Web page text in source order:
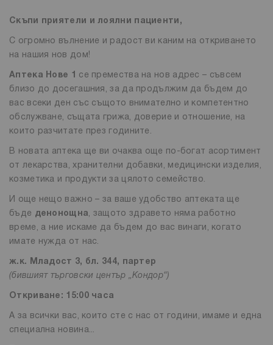
Скъпи приятели и лоялни пациенти,
С огромно вълнение и радост ви каним на откриването
на нашия нов дом!
Аптека Нове 1
се премества на нов адрес – съвсем
близо до досегашния, за да продължим да бъдем до
вас всеки ден със същото внимателно и компетентно
обслужване, същата грижа, доверие и отношение, на
които разчитате през годините.
В новата аптека ще ви очаква още по-богат асортимент
от лекарства, хранителни добавки, медицински изделия,
козметика и продукти за цялото семейство.
И още нещо важно – за ваше удобство аптеката ще
бъде денонощна, защото здравето няма работно
време, а ние искаме да бъдем до вас винаги, когато
имате нужда от нас.
ж.к. Младост 3, бл. 344, партер
(бившият търговски център „Кондор“)
Откриване: 15:00 часа
А за всички вас, които сте с нас от години, имаме и една
специална новина...